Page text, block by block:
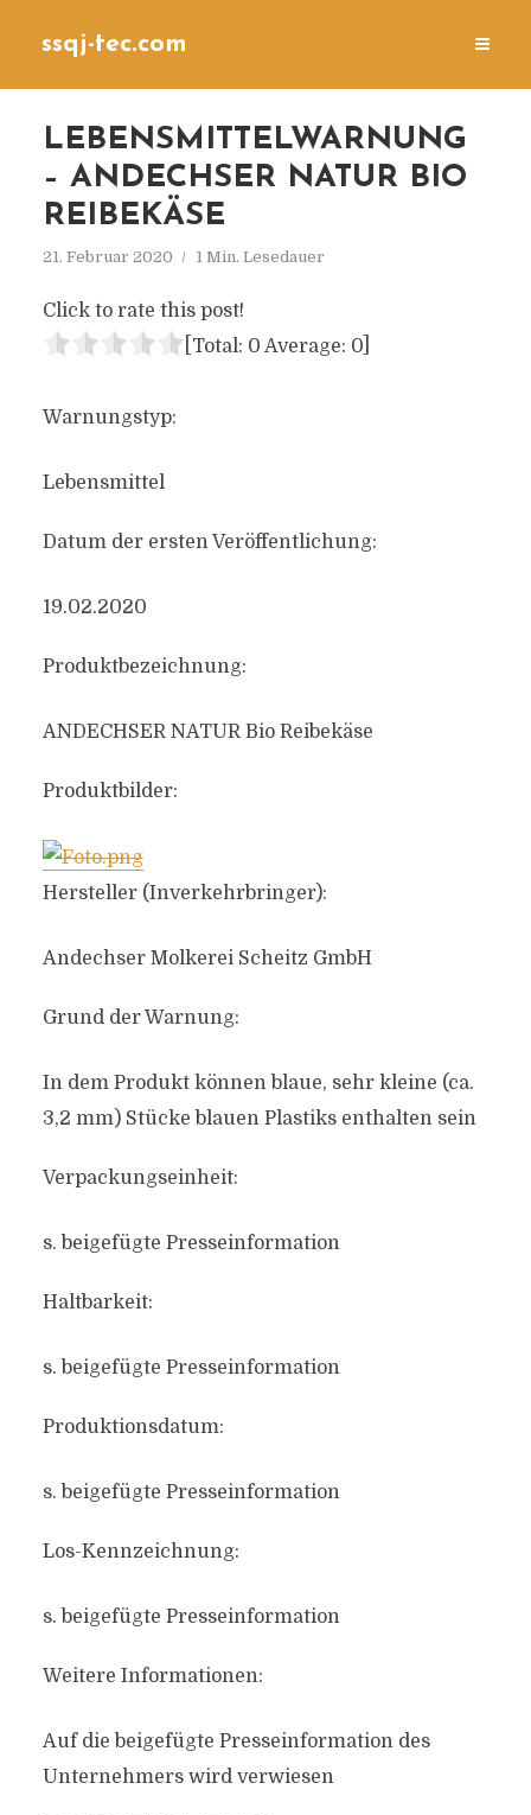
ssqj-tec.com
LEBENSMITTELWARNUNG
– ANDECHSER NATUR BIO
REIBEKÄSE
21. Februar 2020 1 Min. Lesedauer
Click to rate this post!
[Total: 0 Average: 0]
Warnungstyp:
Lebensmittel
Datum der ersten Veröffentlichung:
19.02.2020
Produktbezeichnung:
ANDECHSER NATUR Bio Reibekäse
Produktbilder:
Hersteller (Inverkehrbringer):
Andechser Molkerei Scheitz GmbH
Grund der Warnung:
In dem Produkt können blaue, sehr kleine (ca.
3,2 mm) Stücke blauen Plastiks enthalten sein
Verpackungseinheit:
s. beigefügte Presseinformation
Haltbarkeit:
s. beigefügte Presseinformation
Produktionsdatum:
s. beigefügte Presseinformation
Los-Kennzeichnung:
s. beigefügte Presseinformation
Weitere Informationen:
Auf die beigefügte Presseinformation des
Unternehmers wird verwiesen